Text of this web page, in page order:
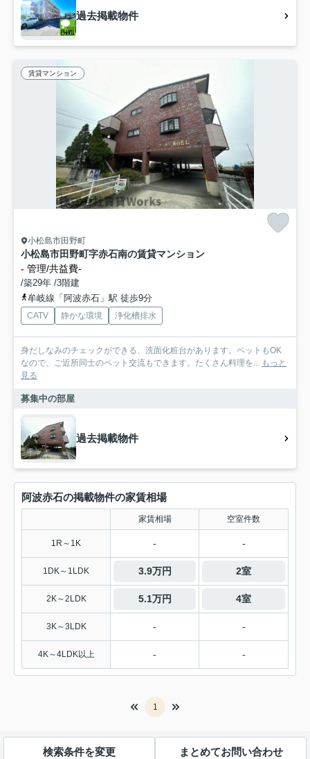
過去掲載物件
賃貸マンション
小松島市田野町
小松島市田野町字赤石南の賃貸マンション
- 管理/共益費-
/築29年 /3階建
牟岐線「阿波赤石」駅 徒歩9分
CATV 静かな環境 浄化槽排水
身だしなみのチェックができる、洗面化粧台があります。ペットもOK
なので、ご近所同士のペット交流もできます。たくさん料理を...
もっと
見る
募集中の部屋
過去掲載物件
阿波赤石の掲載物件の家賃相場
家賃相場 空室件数
1R～1K - -
1DK～1LDK 3.9万円 2室
2K～2LDK 5.1万円 4室
3K～3LDK - -
4K～4LDK以上 - -
1
検索条件を変更 まとめてお問い合わせ